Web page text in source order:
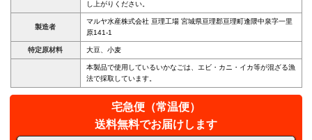
し上がりください。
製造者
マルヤ水産株式会社 亘理工場 宮城県亘理郡亘理町逢隈中泉字一里
原141-1
特定原材料 大豆、小麦
本製品で使用しているいかなごは、エビ・カニ・イカ等が混ざる漁
法で採取しています。
宅急便（常温便）
送料無料でお届けします